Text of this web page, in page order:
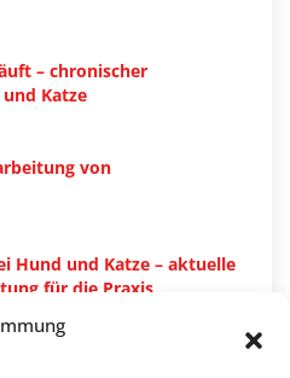
– chronischer
Katze
von
Hund und Katze – aktuelle
für die Praxis